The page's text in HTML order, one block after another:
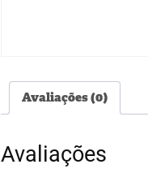
Avaliações (0)
Avaliações